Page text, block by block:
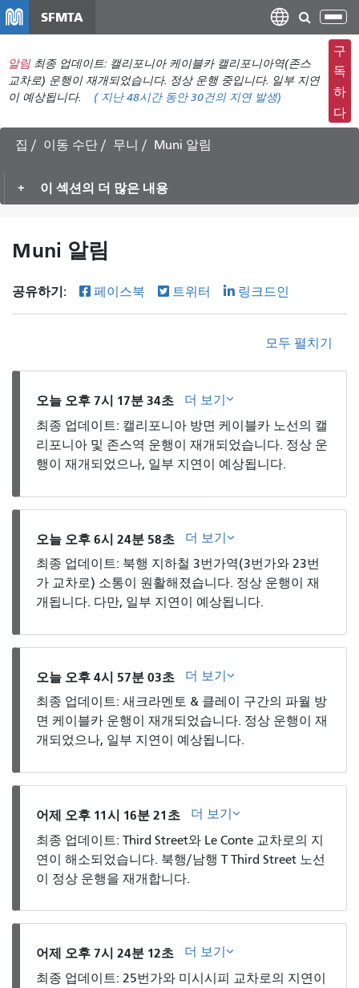
텐
츠
로
건
너
SFMTA
탐
색
메
뉴
전
환
알림 최종 업데이트: 캘리포니아 케이블카 캘리포니아역(존스
교차로) 운행이 재개되었습니다. 정상 운행 중입니다. 일부 지연
이 예상됩니다.
( 지난 48시간 동안30건의 지연 발생)
구
독
하
다
집 이동 수단 무니 Muni 알림
이 섹션의 더 많은 내용
Muni 알림
공유하기: 페이스북 트위터 링크드인
모두 펼치기
오늘 오후 7시 17분 34초
더 보기
최종 업데이트: 캘리포니아 방면 케이블카 노선의 캘
리포니아 및 존스역 운행이 재개되었습니다. 정상 운
행이 재개되었으나, 일부 지연이 예상됩니다.
오늘 오후 6시 24분 58초
더 보기
최종 업데이트: 북행 지하철 3번가역(3번가와 23번
가 교차로) 소통이 원활해졌습니다. 정상 운행이 재
개됩니다. 다만, 일부 지연이 예상됩니다.
오늘 오후 4시 57분 03초
더 보기
최종 업데이트: 새크라멘토 & 클레이 구간의 파월 방
면 케이블카 운행이 재개되었습니다. 정상 운행이 재
개되었으나, 일부 지연이 예상됩니다.
어제 오후 11시 16분 21초
더 보기
최종 업데이트: Third Street와 Le Conte 교차로의 지
연이 해소되었습니다. 북행/남행 T Third Street 노선
이 정상 운행을 재개합니다.
어제 오후 7시 24분 12초
더 보기
최종 업데이트: 25번가와 미시시피 교차로의 지연이